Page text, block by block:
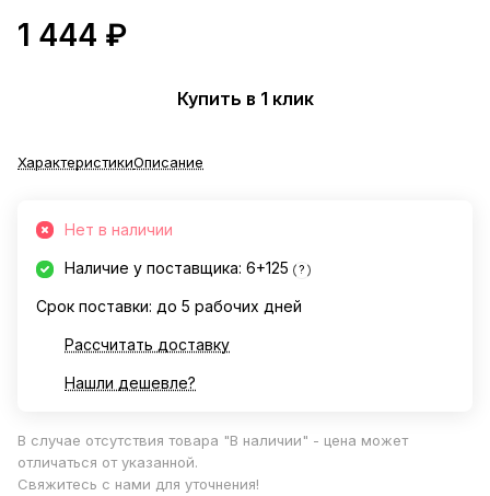
1 444 ₽
Купить в 1 клик
ХарактеристикиОписание
Нет в наличии
Наличие у поставщика: 6+125 ?
Срок поставки: до 5 рабочих дней
Рассчитать доставку
Нашли дешевле?
В случае отсутствия товара "В наличии" - цена может
отличаться от указанной.
Свяжитесь с нами для уточнения!